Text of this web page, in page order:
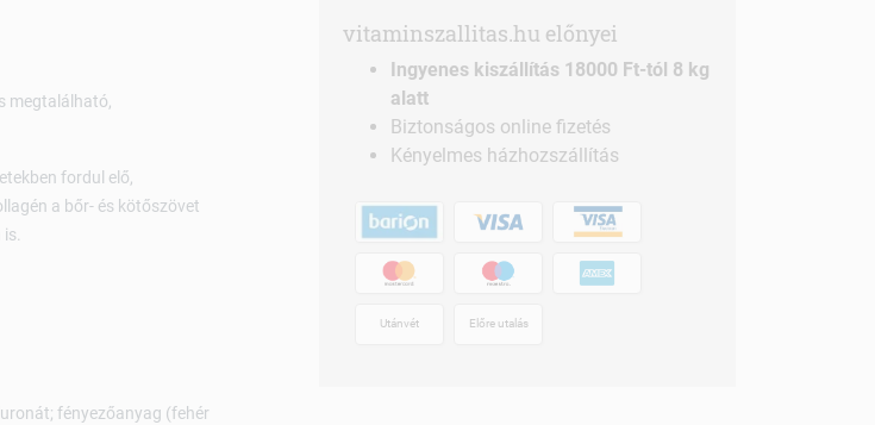
megtalálható,
fordul elő,
a bőr- és kötőszövet
fényezőanyag (fehér
vitaminszallitas.hu előnyei
Ingyenes kiszállítás 18000 Ft-tól 8 kg
alatt
Biztonságos online fizetés
Kényelmes házhozszállítás
Utánvét Előre utalás